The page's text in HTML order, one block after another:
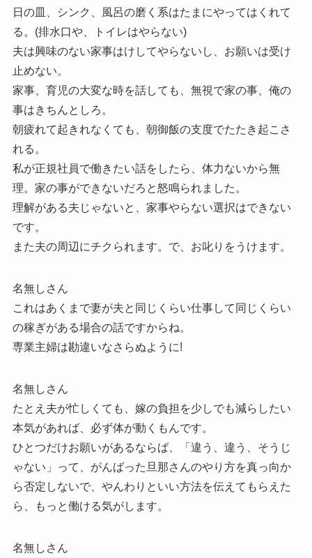
日の皿、シンク、風呂の磨く系はたまにやってはくれて
る。(排水口や、トイレはやらない)
夫は興味のない家事はけしてやらないし、お願いは受け
止めない。
家事、育児の大変な時を話しても、無視で家の事、俺の
事はきちんとしろ。
朝疲れて起きれなくても、朝御飯の支度でたたき起こさ
れる。
私が正規社員で働きたい話をしたら、体力ないから無
理。家の事ができないだろと怒鳴られました。
理解がある夫じゃないと、家事やらない選択はできない
です。
また夫の周辺にチクられます。で、お叱りをうけます。
名無しさん
これはあくまで妻が夫と同じくらい仕事して同じくらい
の稼ぎがある場合の話ですからね。
専業主婦は勘違いなさらぬように!
名無しさん
たとえ夫が忙しくても、嫁の負担を少しでも減らしたい
本気があれば、必ず体が動くもんです。
ひとつだけお願いがあるならば、「違う、違う、そうじ
ゃない」って、がんばった旦那さんのやり方を真っ向か
ら否定しないで、やんわりといい方法を伝えてもらえた
ら、もっと働ける気がします。
名無しさん